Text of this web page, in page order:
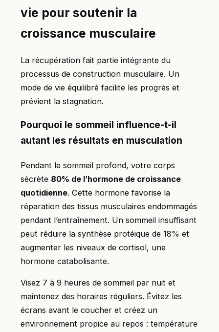
vie pour soutenir la
croissance musculaire
La récupération fait partie intégrante du
processus de construction musculaire. Un
mode de vie équilibré facilite les progrès et
prévient la stagnation.
Pourquoi le sommeil influence-t-il
autant les résultats en musculation
Pendant le sommeil profond, votre corps
sécrète 80% de l’hormone de croissance
quotidienne. Cette hormone favorise la
réparation des tissus musculaires endommagés
pendant l’entraînement. Un sommeil insuffisant
peut réduire la synthèse protéique de 18% et
augmenter les niveaux de cortisol, une
hormone catabolisante.
Visez 7 à 9 heures de sommeil par nuit et
maintenez des horaires réguliers. Évitez les
écrans avant le coucher et créez un
environnement propice au repos : température